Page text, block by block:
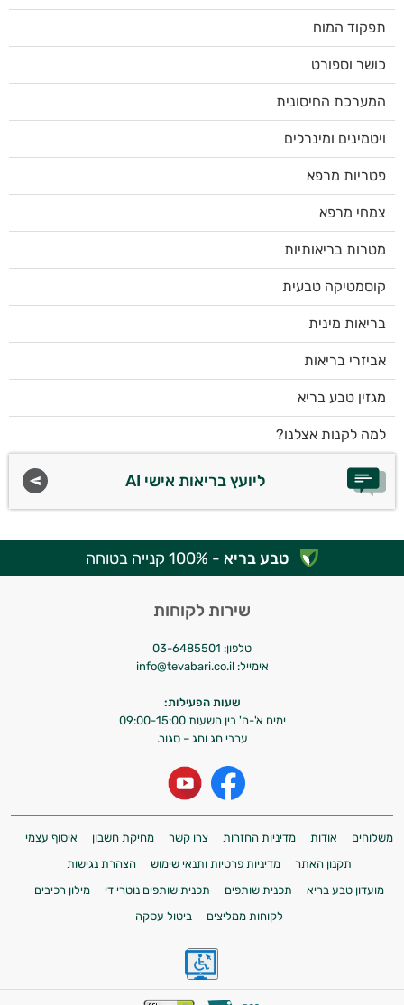
תפקוד המוח
כושר וספורט
המערכת החיסונית
ויטמינים ומינרלים
פטריות מרפא
צמחי מרפא
מטרות בריאותיות
קוסמטיקה טבעית
בריאות מינית
אביזרי בריאות
מגזין טבע בריא
למה לקנות אצלנו?
ליועץ בריאות אישי AI
טבע בריא - 100% קנייה בטוחה
שירות לקוחות
טלפון: 03-6485501
אימייל: info@tevabari.co.il
שעות הפעילות:
ימים א'-ה' בין השעות 09:00-15:00
ערבי חג וחג – סגור.
משלוחים אודות מדיניות החזרות צרו קשר מחיקת חשבון
איסוף עצמי
תקנון האתר
מדיניות פרטיות ותנאי שימוש
הצהרת נגישות
מועדון טבע בריא
תכנית שותפים תכנית שותפים נוטרי די
מילון רכיבים
לקוחות ממליצים
ביטול עסקה